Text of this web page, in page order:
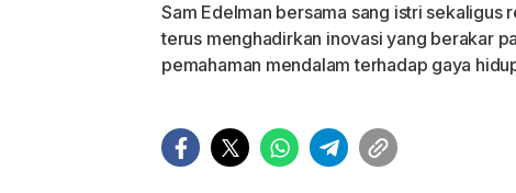
Sam Edelman bersama sang istri sekaligus
terus menghadirkan inovasi yang berakar
pemahaman mendalam terhadap gaya